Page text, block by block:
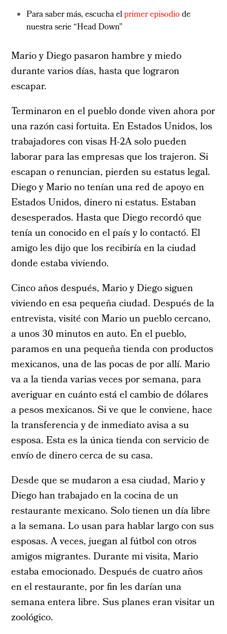
Para saber más, escucha elprimer episodio de
nuestra serie “Head Down”
Mario y Diego pasaron hambre y miedo
durante varios días, hasta que lograron
escapar.
Terminaron en el pueblo donde viven ahora por
una razón casi fortuita. En Estados Unidos, los
trabajadores con visas H-2A solo pueden
laborar para las empresas que los trajeron. Si
escapan o renuncian, pierden su estatus legal.
Diego y Mario no tenían una red de apoyo en
Estados Unidos, dinero ni estatus. Estaban
desesperados. Hasta que Diego recordó que
tenía un conocido en el país y lo contactó. El
amigo les dijo que los recibiría en la ciudad
donde estaba viviendo.
Cinco años después, Mario y Diego siguen
viviendo en esa pequeña ciudad. Después de la
entrevista, visité con Mario un pueblo cercano,
a unos 30 minutos en auto. En el pueblo,
paramos en una pequeña tienda con productos
mexicanos, una de las pocas de por allí. Mario
va a la tienda varias veces por semana, para
averiguar en cuánto está el cambio de dólares
a pesos mexicanos. Si ve que le conviene, hace
la transferencia y de inmediato avisa a su
esposa. Esta es la única tienda con servicio de
envío de dinero cerca de su casa.
Desde que se mudaron a esa ciudad, Mario y
Diego han trabajado en la cocina de un
restaurante mexicano. Solo tienen un día libre
a la semana. Lo usan para hablar largo con sus
esposas. A veces, juegan al fútbol con otros
amigos migrantes. Durante mi visita, Mario
estaba emocionado. Después de cuatro años
en el restaurante, por fin les darían una
semana entera libre. Sus planes eran visitar un
zoológico.